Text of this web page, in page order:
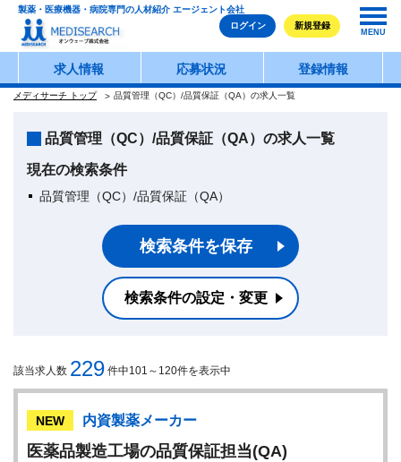
製薬・医療機器・病院専門の人材紹介 エージェント会社
ログイン
新規登録
MENU
求人情報 応募状況 登録情報
メディサーチ トップ 品質管理（QC）/品質保証（QA）の求人一覧
品質管理（QC）/品質保証（QA）の求人一覧
現在の検索条件
品質管理（QC）/品質保証（QA）
検索条件を保存
検索条件の設定・変更
該当求人数 229 件中101～120件を表示中
NEW 内資製薬メーカー
医薬品製造工場の品質保証担当(QA)